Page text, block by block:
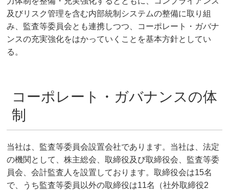
及びリスク管理を含む内部統制システムの整備に取り組
み、監査等委員会とも連携しつつ、コーポレート・ガバナ
ンスの充実強化をはかっていくことを基本方針としてい
る。
コーポレート・ガバナンスの体
制
当社は、監査等委員会設置会社であります。当社は、法定
の機関として、株主総会、取締役及び取締役会、監査等委
員会、会計監査人を設置しております。取締役会は15名
で、うち監査等委員以外の取締役は11名（社外取締役2